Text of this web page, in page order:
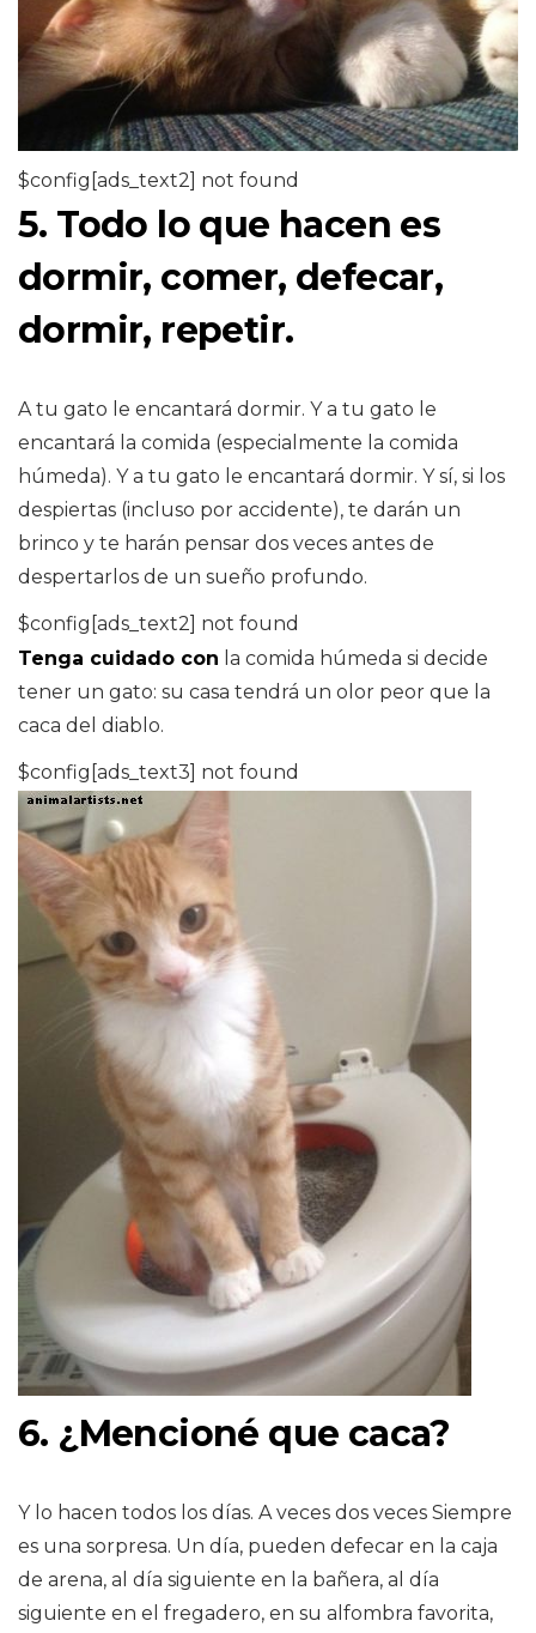
$config[ads_text2] not found
5. Todo lo que hacen es
dormir, comer, defecar,
dormir, repetir.
A tu gato le encantará dormir. Y a tu gato le
encantará la comida (especialmente la comida
húmeda). Y a tu gato le encantará dormir. Y sí, si los
despiertas (incluso por accidente), te darán un
brinco y te harán pensar dos veces antes de
despertarlos de un sueño profundo.
$config[ads_text2] not found
Tenga cuidado con la comida húmeda si decide
tener un gato: su casa tendrá un olor peor que la
caca del diablo.
$config[ads_text3] not found
6. ¿Mencioné que caca?
Y lo hacen todos los días. A veces dos veces Siempre
es una sorpresa. Un día, pueden defecar en la caja
de arena, al día siguiente en la bañera, al día
siguiente en el fregadero, en su alfombra favorita,